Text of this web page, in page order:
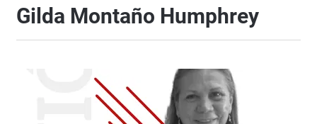
Gilda Montaño Humphrey